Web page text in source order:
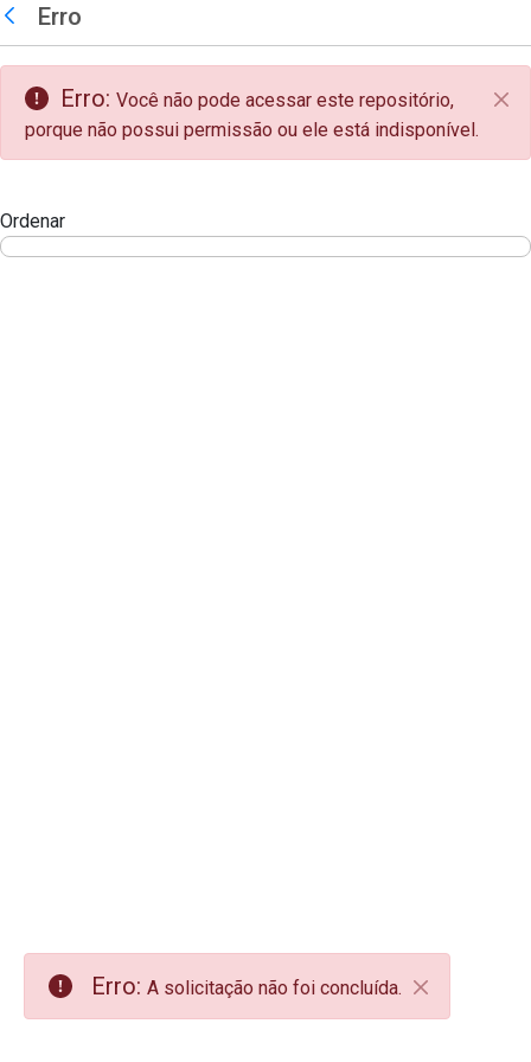
Pular para o Conteúdo principal
teste descricao
Voltar
Erro
Erro: Você não pode acessar este repositório,
porque não possui permissão ou ele está indisponível.
Ordenar
Erro: A solicitação não foi concluída.